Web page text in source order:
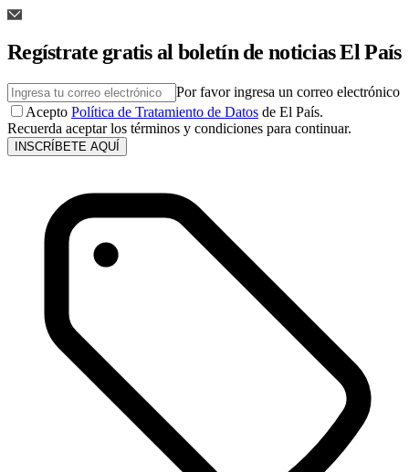
Regístrate gratis al boletín de noticias El País
Por favor ingresa un correo electrónico
Acepto Política de Tratamiento de Datos de El País.
Recuerda aceptar los términos y condiciones para continuar.
INSCRÍBETE AQUÍ